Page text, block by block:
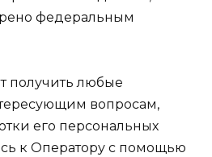
федеральным
получить любые
вопросам,
его персональных
к Оператору с помощью